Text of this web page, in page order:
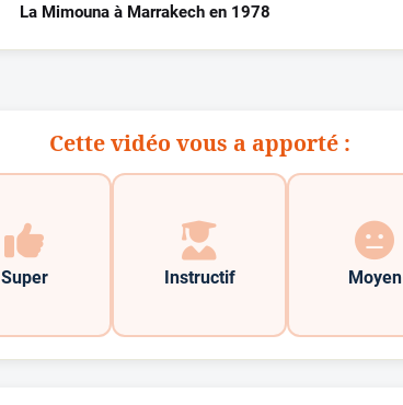
La Mimouna à Marrakech en 1978
Cette vidéo vous a apporté :
Super Instructif Moyen